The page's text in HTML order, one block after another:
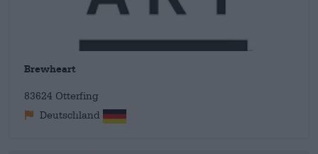
Brewheart
83624 Otterfing
Deutschland